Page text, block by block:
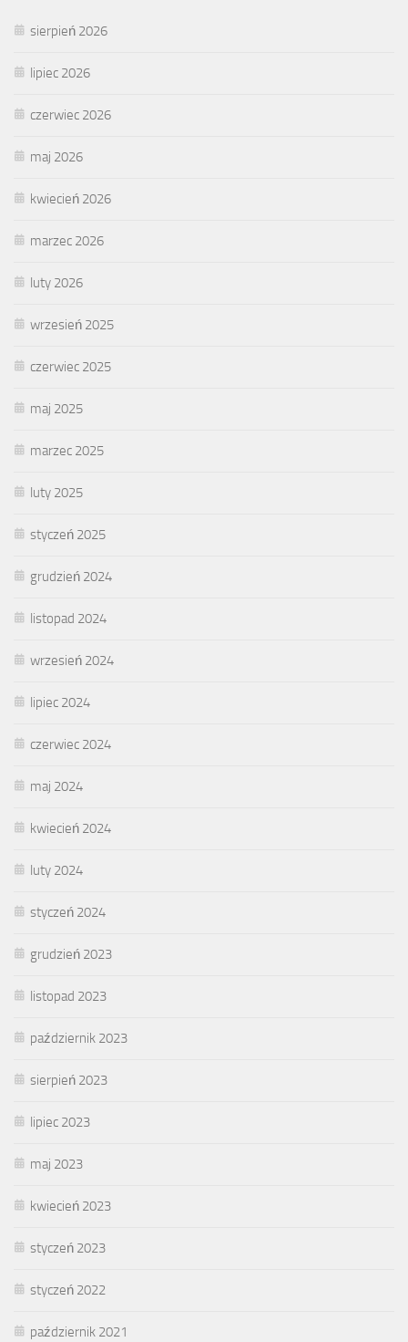
sierpień 2026
lipiec 2026
czerwiec 2026
maj 2026
kwiecień 2026
marzec 2026
luty 2026
wrzesień 2025
czerwiec 2025
maj 2025
marzec 2025
luty 2025
styczeń 2025
grudzień 2024
listopad 2024
wrzesień 2024
lipiec 2024
czerwiec 2024
maj 2024
kwiecień 2024
luty 2024
styczeń 2024
grudzień 2023
listopad 2023
październik 2023
sierpień 2023
lipiec 2023
maj 2023
kwiecień 2023
styczeń 2023
styczeń 2022
październik 2021